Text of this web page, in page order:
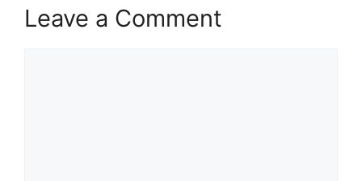
Leave a Comment